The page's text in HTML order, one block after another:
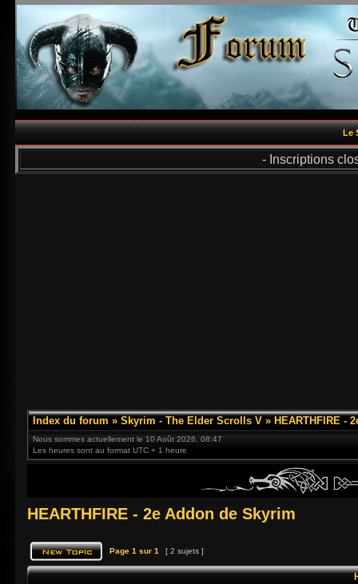
Le
- Inscriptions
Index du forum » Skyrim - The Elder Scrolls V » HEARTHFIRE -
Nous sommes actuellement le 10 Août 2026, 08:47
Les heures sont au format UTC + 1 heure
HEARTHFIRE - 2e Addon de Skyrim
Page 1 sur 1 [ 2 sujets ]